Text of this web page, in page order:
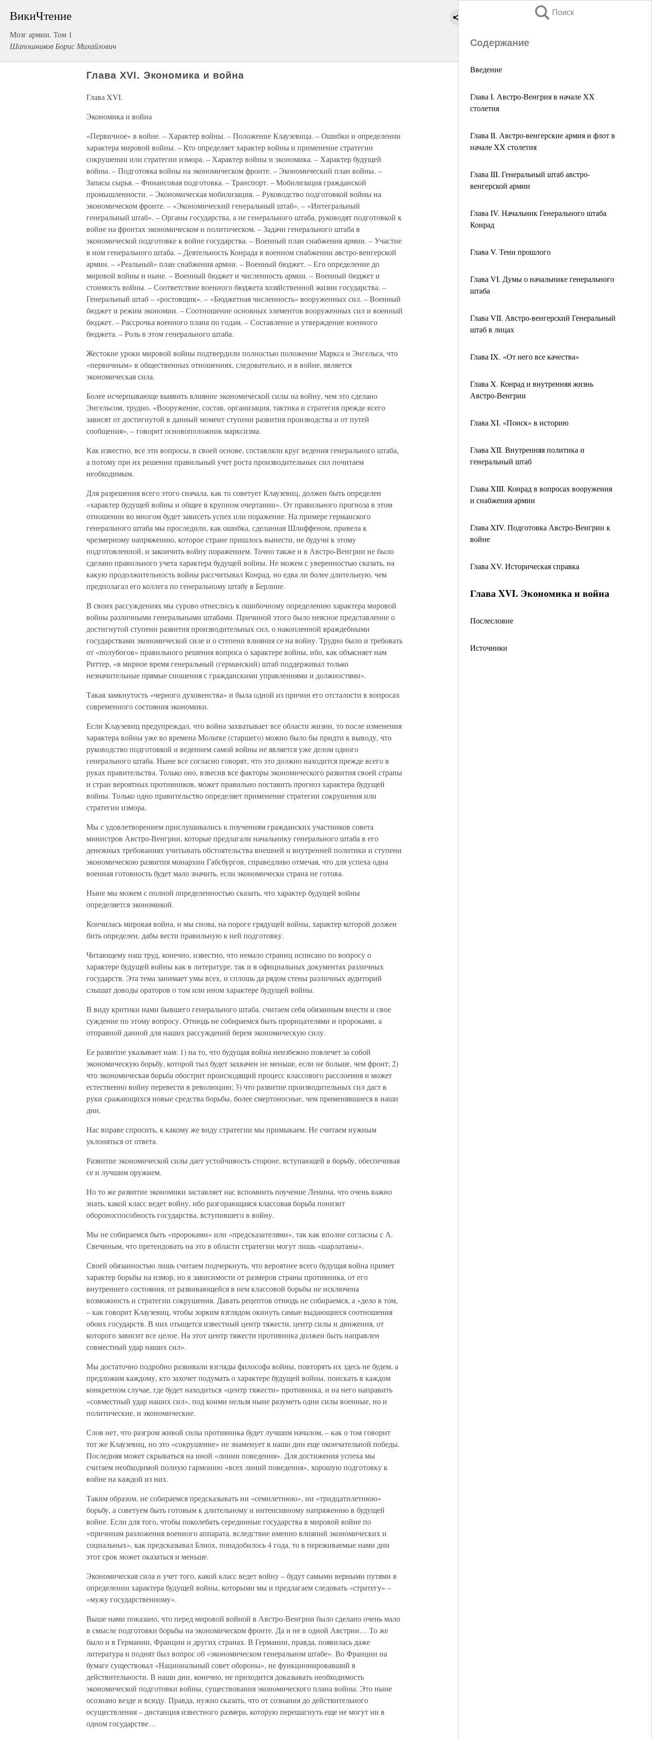
ВикиЧтение
Мозг армии. Том 1
Шапошников Борис Михайлович
Поиск
Содержание
Введение
Глава I. Австро-Венгрия в начале XX
столетия
Глава II. Австро-венгерские армия и флот в
начале XX столетия
Глава III. Генеральный штаб австро-
венгерской армии
Глава IV. Начальник Генерального штаба
Конрад
Глава V. Тени прошлого
Глава VI. Думы о начальнике генерального
штаба
Глава VII. Австро-венгерский Генеральный
штаб в лицах
Глава IX. «От него все качества»
Глава X. Конрад и внутренняя жизнь
Австро-Венгрии
Глава XI. «Поиск» в историю
Глава XII. Внутренняя политика и
генеральный штаб
Глава XIII. Конрад в вопросах вооружения
и снабжения армии
Глава XIV. Подготовка Австро-Венгрии к
войне
Глава XV. Историческая справка
Глава XVI. Экономика и война
Послесловие
Источники
Глава XVI. Экономика и война
Глава XVI.
Экономика и война
«Первичное» в войне. – Характер войны. – Положение Клаузевица. – Ошибки и определении
характера мировой войны. – Кто определяет характер войны и применение стратегии
сокрушении или стратегии измора. – Характер войны и экономика. – Характер будущей
войны. – Подготовка войны на экономическом фронте. – Экономический план войны. –
Запасы сырья. – Финансовая подготовка. – Транспорт. – Мобилизация гражданской
промышленности. – Экономическая мобилизация. – Руководство подготовкой войны на
экономическом фронте. – «Экономический генеральный штаб». – «Интегральный
генеральный штаб». – Органы государства, а не генерального штаба, руководят подготовкой к
войне на фронтах экономическом и политическом. – Задачи генерального штаба в
экономической подготовке к войне государства. – Военный план снабжения армии. – Участие
в ном генерального штаба. – Деятельность Конрада в военном снабжении австро-венгерской
армии. – «Реальный» план снабжения армии. – Военный бюджет. – Его определение до
мировой войны и ныне. – Военный бюджет и численность армии. – Военный бюджет и
стоимость войны. – Соответствие военного бюджета хозяйственной жизни государства. –
Генеральный штаб – «ростовщик». – «Бюджетная численность» вооруженных сил. – Военный
бюджет и режим экономии. – Соотношение основных элементов вооруженных сил и военный
бюджет. – Рассрочка военного плана по годам. – Составление и утверждение военного
бюджета. – Роль в этом генерального штаба.
Жестокие уроки мировой войны подтвердили полностью положение Маркса и Энгельса, что
«первичным» в общественных отношениях, следовательно, и в войне, является
экономическая сила.
Более исчерпывающе выявить влияние экономической силы на войну, чем это сделано
Энгельсом, трудно. «Вооружение, состав, организация, тактика и стратегия прежде всего
зависят от достигнутой в данный момент ступени развития производства и от путей
сообщения», – говорит основоположник марксизма.
Как известно, все эти вопросы, в своей основе, составляли круг ведения генерального штаба,
а потому при их решении правильный учет роста производительных сил почитаем
необходимым.
Для разрешения всего этого сначала, как то советует Клаузевиц, должен быть определен
«характер будущей войны и общее в крупном очертании». От правильного прогноза в этом
отношении во многом будет зависеть успех или поражение. На примере германского
генерального штаба мы проследили, как ошибка, сделанная Шлиффеном, привела к
чрезмерному напряжению, которое стране пришлось вынести, не будучи к этому
подготовленной, и закончить войну поражением. Точно также и в Австро-Венгрии не было
сделано правильного учета характера будущей войны. Не можем с уверенностью сказать, на
какую продолжительность войны рассчитывал Конрад, но едва ли более длительную, чем
предполагал его коллега по генеральному штабу в Берлине.
В своих рассуждениях мы сурово отнеслись к ошибочному определению характера мировой
войны различными генеральными штабами. Причиной этого было неясное представление о
достигнутой ступени развития производительных сил, о накопленной враждебными
государствами экономической силе и о степени влияния се на войну. Трудно было и требовать
от «полубогов» правильного решения вопроса о характере войны, ибо, как объясняет нам
Риттер, «в мирное время генеральный (германский) штаб поддерживал только
незначительные прямые сношения с гражданскими управлениями и должностями».
Такая замкнутость «черного духовенства» и была одной из причин его отсталости в вопросах
современного состояния экономики.
Если Клаузевиц предупреждал, что война захватывает все области жизни, то после изменения
характера войны уже во времена Мольтке (старшего) можно было бы придти к выводу, что
руководство подготовкой и ведением самой войны не является уже делом одного
генерального штаба. Ныне все согласно говорят, что это должно находится прежде всего в
руках правительства. Только оно, взвесив все факторы экономического развития своей страны
и стран вероятных противников, может правильно поставить прогноз характера будущей
войны. Только одно правительство определяет применение стратегии сокрушения или
стратегии измора.
Мы с удовлетворением прислушивались к поучениям гражданских участников совета
министров Австро-Венгрии, которые предлагали начальнику генерального штаба в его
денежных требованиях учитывать обстоятельства внешней и внутренней политики и ступени
экономическою развития монархии Габсбургов, справедливо отмечая, что для успеха одна
военная готовность будет мало значить, если экономически страна не готова.
Ныне мы можем с полной определенностью сказать, что характер будущей войны
определяется экономикой.
Кончилась мировая война, и мы снова, на пороге грядущей войны, характер которой должен
бить определен, дабы вести правильную к ней подготовку.
Читающему наш труд, конечно, известно, что немало страниц исписано по вопросу о
характере будущей войны как в литературе, так и в официальных документах различных
государств. Эта тема занимает умы всех, и сплошь да рядом стены различных аудиторий
слышат доводы ораторов о том или ином характере будущей войны.
В виду критики нами бывшего генерального штаба, считаем себя обязанным внести и свое
суждение по этому вопросу. Отнюдь не собираемся быть прорицателями и пророками, а
отправной данной для наших рассуждений берем экономическую силу.
Ее развитие указывает нам: 1) на то, что будущая война неизбежно повлечет за собой
экономическую борьбу, которой тыл будет захвачен не меньше, если не больше, чем фронт; 2)
что экономическая борьба обострит происходящий процесс классового расслоения и может
естественно войну перевести в революцию; 3) что развитие производительных сил даст в
руки сражающихся новые средства борьбы, более смертоносные, чем применявшиеся в наши
дни.
Нас вправе спросить, к какому же виду стратегии мы примыкаем. Не считаем нужным
уклоняться от ответа.
Развитие экономической силы дает устойчивость стороне, вступающей в борьбу, обеспечивая
се и лучшим оружием.
Но то же развитие экономики заставляет нас вспомнить поучение Ленина, что очень важно
знать, какой класс ведет войну, ибо разгорающаяся классовая борьба понизит
обороноспособность государства, вступившего в войну.
Мы не собираемся быть «пророками» или «предсказателями», так как вполне согласны с А.
Свечиным, что претендовать на это в области стратегии могут лишь «шарлатаны».
Своей обязанностью лишь считаем подчеркнуть, что вероятнее всего будущая война примет
характер борьбы на измор, но в зависимости от размеров страны противника, от его
внутреннего состояния, от развивающейся в нем классовой борьбы не исключена
возможность и стратегии сокрушения. Давать рецептов отнюдь не собираемся, а «дело в том,
– как говорит Клаузевиц, чтобы зорким взглядом окинуть самые выдающиеся соотношения
обоих государств. В них отыщется известный центр тяжести, центр силы и движения, от
которого зависит все целое. На этот центр тяжести противника должен быть направлен
совместный удар наших сил».
Мы достаточно подробно развивали взгляды философа войны, повторять их здесь не будем, а
предложим каждому, кто захочет подумать о характере будущей войны, поискать в каждом
конкретном случае, где будет находиться «центр тяжести» противника, и на него направить
«совместный удар наших сил», под коими нельзя ныне разуметь одни силы военные, но и
политические, и экономические.
Слов нет, что разгром живой силы противника будет лучшим началом, – как о том говорит
тот же Клаузевиц, но это «сокрушение» не знаменует в наши дни еще окончательной победы.
Последняя может скрываться на иной «линии поведения». Для достижения успеха мы
считаем необходимой полную гармонию «всех линий поведения», хорошую подготовку к
войне на каждой из них.
Таким образом, не собираемся предсказывать ни «семилетнюю», ни «тридцатилетнюю»
борьбу, а советуем быть готовым к длительному и интенсивному напряжению в будущей
войне. Если для того, чтобы поколебать серединные государства в мировой войне по
«причинам разложения военного аппарата, вследствие именно влияний экономических и
социальных», как предсказывал Блиох, понадобилось 4 года, то в переживаемые нами дни
этот срок может оказаться и меньше.
Экономическая сила и учет того, какой класс ведет войну – будут самыми верными путями в
определении характера будущей войны, которыми мы и предлагаем следовать «стратегу» –
«мужу государственному».
Выше нами показано, что перед мировой войной в Австро-Венгрии было сделано очень мало
в смысле подготовки борьбы на экономическом фронте. Да и не в одной Австрии… То же
было и в Германии, Франции и других странах. В Германии, правда, появилась даже
литература и поднят был вопрос об «экономическом генеральном штабе». Во Франции на
бумаге существовал «Национальный совет обороны», не функционировавший в
действительности. В наши дни, конечно, не приходится доказывать необходимость
экономической подготовки войны, существования экономического плана войны. Это ныне
осознано везде и всюду. Правда, нужно сказать, что от сознания до действительного
осуществления – дистанция известного размера, которую перешагнуть еще не могут ни в
одном государстве…